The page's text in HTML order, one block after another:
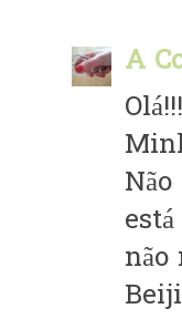
A
Olá!!!
não